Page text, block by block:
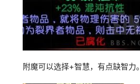
附魔可以选择+智慧，有点缺智力。